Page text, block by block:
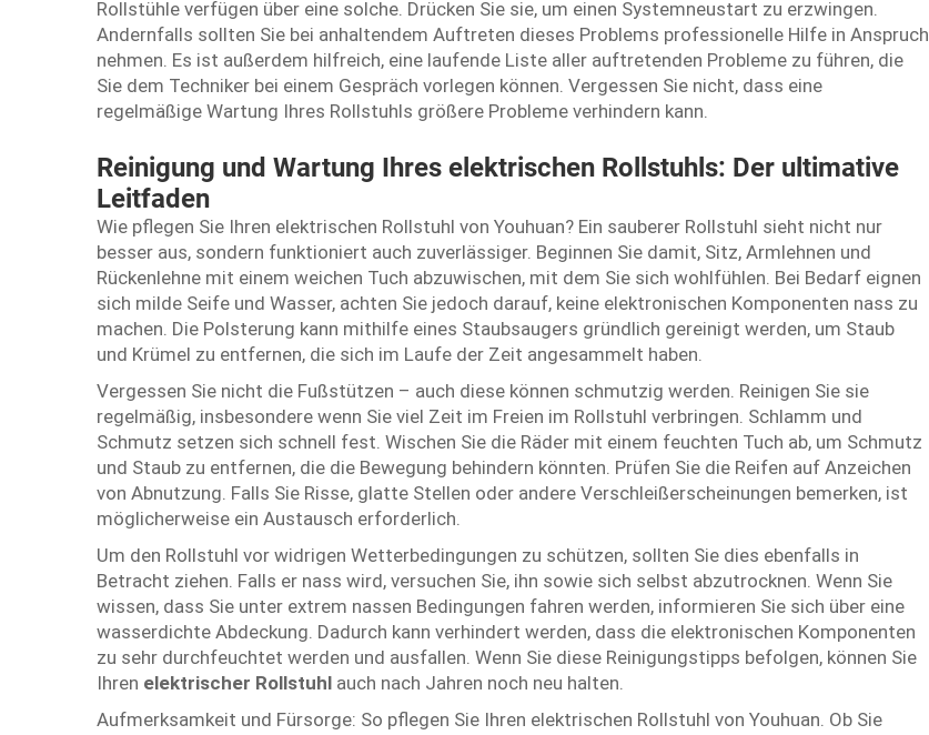
Rollstühle verfügen über eine solche. Drücken Sie sie, um einen Systemneustart zu erzwingen.
Andernfalls sollten Sie bei anhaltendem Auftreten dieses Problems professionelle Hilfe in Anspruch
nehmen. Es ist außerdem hilfreich, eine laufende Liste aller auftretenden Probleme zu führen, die
Sie dem Techniker bei einem Gespräch vorlegen können. Vergessen Sie nicht, dass eine
regelmäßige Wartung Ihres Rollstuhls größere Probleme verhindern kann.
Reinigung und Wartung Ihres elektrischen Rollstuhls: Der ultimative
Leitfaden
Wie pflegen Sie Ihren elektrischen Rollstuhl von Youhuan? Ein sauberer Rollstuhl sieht nicht nur
besser aus, sondern funktioniert auch zuverlässiger. Beginnen Sie damit, Sitz, Armlehnen und
Rückenlehne mit einem weichen Tuch abzuwischen, mit dem Sie sich wohlfühlen. Bei Bedarf eignen
sich milde Seife und Wasser, achten Sie jedoch darauf, keine elektronischen Komponenten nass zu
machen. Die Polsterung kann mithilfe eines Staubsaugers gründlich gereinigt werden, um Staub
und Krümel zu entfernen, die sich im Laufe der Zeit angesammelt haben.
Vergessen Sie nicht die Fußstützen – auch diese können schmutzig werden. Reinigen Sie sie
regelmäßig, insbesondere wenn Sie viel Zeit im Freien im Rollstuhl verbringen. Schlamm und
Schmutz setzen sich schnell fest. Wischen Sie die Räder mit einem feuchten Tuch ab, um Schmutz
und Staub zu entfernen, die die Bewegung behindern könnten. Prüfen Sie die Reifen auf Anzeichen
von Abnutzung. Falls Sie Risse, glatte Stellen oder andere Verschleißerscheinungen bemerken, ist
möglicherweise ein Austausch erforderlich.
Um den Rollstuhl vor widrigen Wetterbedingungen zu schützen, sollten Sie dies ebenfalls in
Betracht ziehen. Falls er nass wird, versuchen Sie, ihn sowie sich selbst abzutrocknen. Wenn Sie
wissen, dass Sie unter extrem nassen Bedingungen fahren werden, informieren Sie sich über eine
wasserdichte Abdeckung. Dadurch kann verhindert werden, dass die elektronischen Komponenten
zu sehr durchfeuchtet werden und ausfallen. Wenn Sie diese Reinigungstipps befolgen, können Sie
Ihren elektrischer Rollstuhl auch nach Jahren noch neu halten.
Aufmerksamkeit und Fürsorge: So pflegen Sie Ihren elektrischen Rollstuhl von Youhuan. Ob Sie